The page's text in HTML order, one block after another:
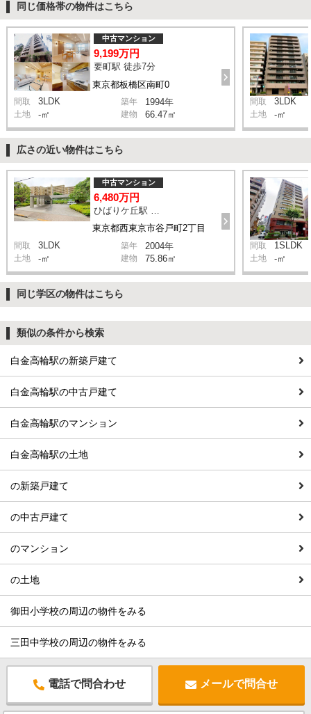
同じ価格帯の物件はこちら
東京都板橋区南町0
中古マンション
9,199万円
要町駅 徒歩7分
間取 3LDK 築年 1994年
土地 -㎡ 建物 66.47㎡
間取 3LDK
土地 -㎡
広さの近い物件はこちら
東京都西東京市谷戸町2丁目
中古マンション
6,480万円
間取 3LDK 築年 2004年
土地 -㎡ 建物 75.86㎡
間取 1SLDK
土地 -㎡
同じ学区の物件はこちら
類似の条件から検索
白金高輪駅の新築戸建て
白金高輪駅の中古戸建て
白金高輪駅のマンション
白金高輪駅の土地
の新築戸建て
の中古戸建て
のマンション
の土地
御田小学校の周辺の物件をみる
三田中学校の周辺の物件をみる
電話で問合わせ メールで問合せ